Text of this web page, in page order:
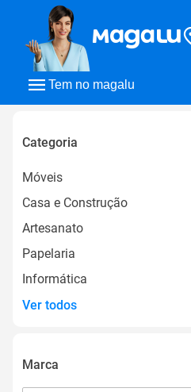
Tem no magalu
Categoria
Móveis
Casa e Construção
Artesanato
Papelaria
Informática
Ver todos
Marca